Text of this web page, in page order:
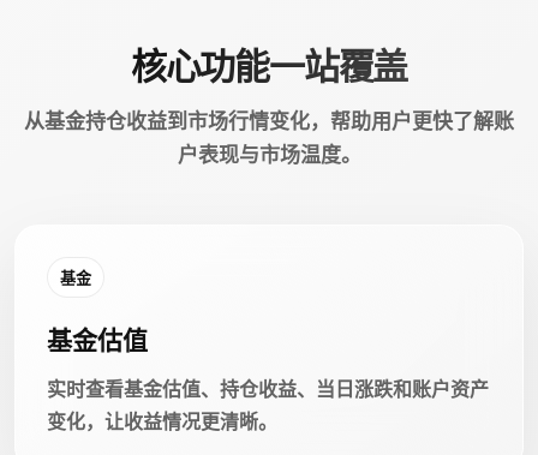
核心功能一站覆盖
从基金持仓收益到市场行情变化，帮助用户更快了解账
户表现与市场温度。
基金
基金估值
实时查看基金估值、持仓收益、当日涨跌和账户资产
变化，让收益情况更清晰。